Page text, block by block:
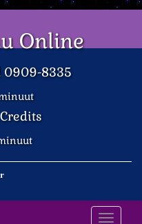
Online
0909-8335
Toggle